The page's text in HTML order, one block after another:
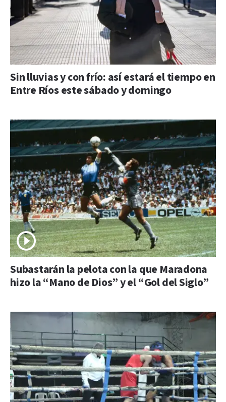
Sin lluvias y con frío: así estará el tiempo en
Entre Ríos este sábado y domingo
Subastarán la pelota con la que Maradona
hizo la “Mano de Dios” y el “Gol del Siglo”